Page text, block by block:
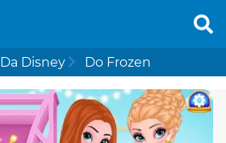
Da Disney Do Frozen